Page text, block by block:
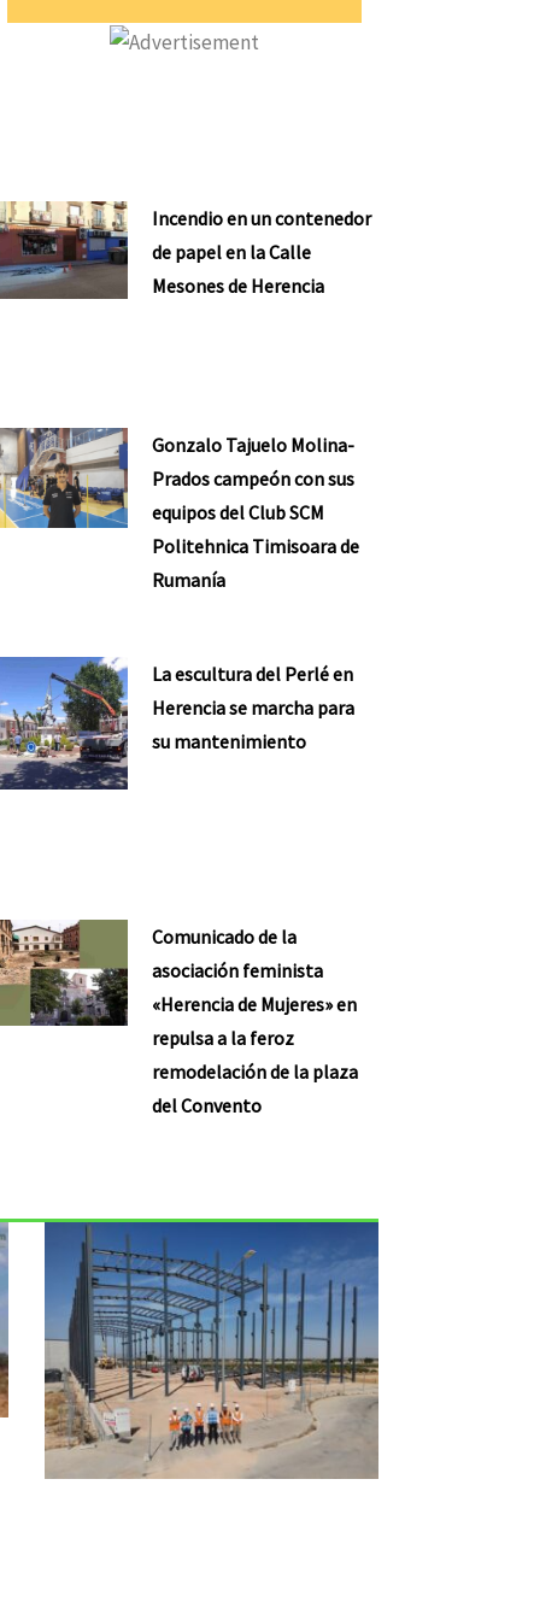
Incendio en un contenedor
de papel en la Calle
Mesones de Herencia
Gonzalo Tajuelo Molina-
Prados campeón con sus
equipos del Club SCM
Politehnica Timisoara de
Rumanía
La escultura del Perlé en
Herencia se marcha para
su mantenimiento
Comunicado de la
asociación feminista
«Herencia de Mujeres» en
repulsa a la feroz
remodelación de la plaza
del Convento